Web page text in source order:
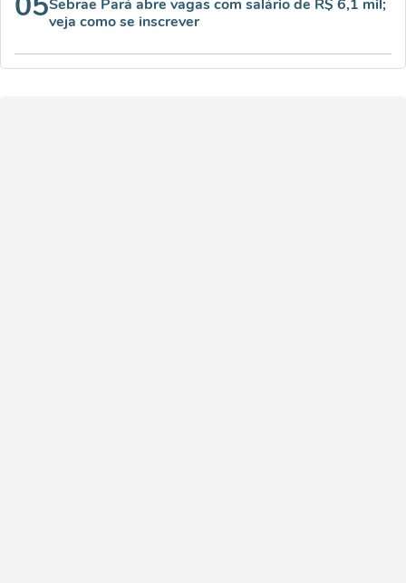
Sebrae Pará abre vagas com salário de R$ 6,1 mil;
veja como se inscrever